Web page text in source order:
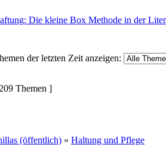
Die kleine Box Methode in der
der letzten Zeit anzeigen:
Themen ]
(öffentlich) » Haltung und Pflege